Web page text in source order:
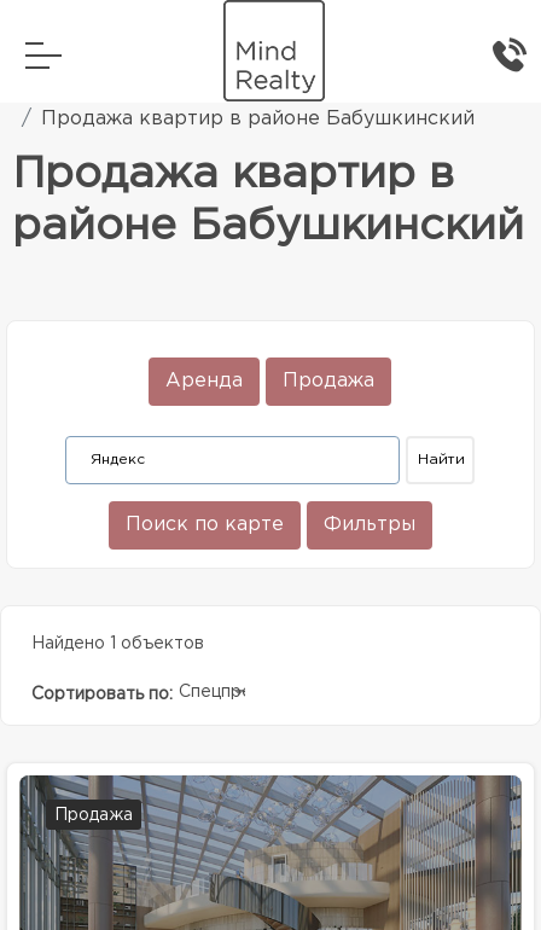
Элитная жилая недвижимость
Продажа квартир в районе Бабушкинский
Продажа квартир в
районе Бабушкинский
Аренда Продажа
Поиск по карте Фильтры
Найдено 1 объектов
Сортировать по: Спецпредолжение
Продажа